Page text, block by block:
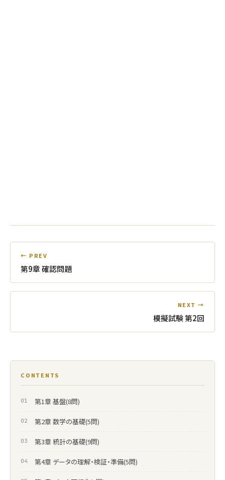
← PREV
第9章 確認問題
NEXT →
模擬試験 第2回
CONTENTS
第1章 基盤(8問)
第2章 数学の基礎(5問)
第3章 統計の基礎(9問)
第4章 データの理解・検証・準備(5問)